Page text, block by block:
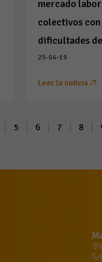
mercado
colectivos
dificultades
25-04-19
Leer la noticia
5 6 7 8